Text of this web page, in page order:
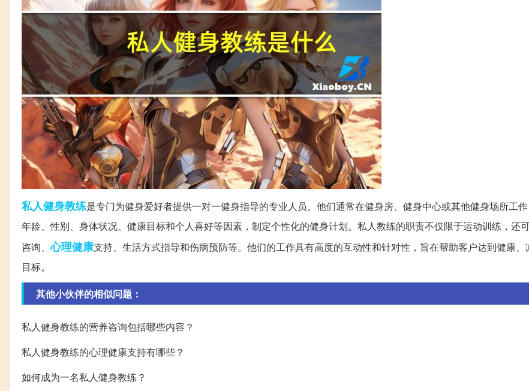
私人健身教练是专门为健身爱好者提供一对一健身指导的专业人员。他们通常在健身房、健身中心或其他健身场所工
年龄、性别、身体状况、健康目标和个人喜好等因素，制定个性化的健身计划。私人教练的职责不仅限于运动训练，还
咨询、心理健康支持、生活方式指导和伤病预防等。他们的工作具有高度的互动性和针对性，旨在帮助客户达到健康、
目标。
其他小伙伴的相似问题：
私人健身教练的营养咨询包括哪些内容？
私人健身教练的心理健康支持有哪些？
如何成为一名私人健身教练？